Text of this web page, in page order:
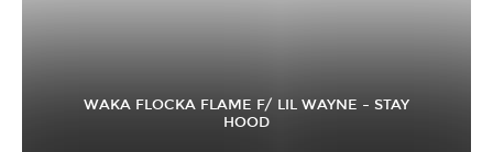
WAKA FLOCKA FLAME F/ LIL WAYNE – STAY
HOOD